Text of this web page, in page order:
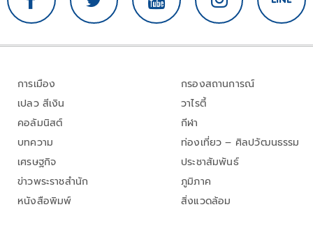
การเมือง
เปลว สีเงิน
คอลัมนิสต์
บทความ
เศรษฐกิจ
ข่าวพระราชสำนัก
หนังสือพิมพ์
กรองสถานการณ์
วาไรตี้
กีฬา
ท่องเที่ยว – ศิลปวัฒนธรรม
ประชาสัมพันธ์
ภูมิภาค
สิ่งแวดล้อม